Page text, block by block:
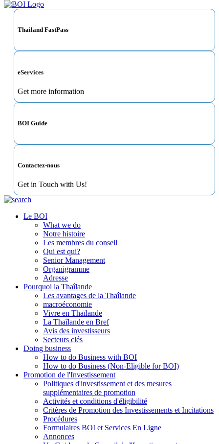
Thailand FastPass
eServices
Get more information
BOI Guide
Contactez-nous
Get in Touch with Us!
Le BOI
What we do
Notre histoire
Les membres du conseil
Qui est qui?
Senior Management
Organigramme
Adresse
Pourquoi la Thaîlande
Les avantages de la Thaîlande
macroéconomie
Vivre en Thaïlande
La Thaîlande en Bref
Avis des investisseurs
Secteurs clés
Doing business
How to do Business with BOI
How to do Business (Non-Eligible for BOI)
Promotion de l'Investissement
Politiques d'investissement et des mesures
supplémentaires de promotion
Activités et conditions d'éligibilité
Critères de Promotion des Investissements et Incitations
Procédures
Formulaires BOI et Services En Ligne
Annonces